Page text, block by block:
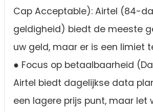
Cap Acceptable): Airtel (84-
geldigheid) biedt de meeste
uw geld, maar er is een limiet
● Focus op betaalbaarheid
Airtel biedt dagelijkse data
een lagere prijs punt, maar let